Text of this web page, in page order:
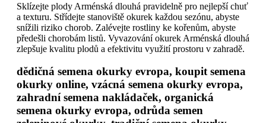
Sklízejte plody Arménská dlouhá pravidelně pro nejlepší chuť
a texturu. Střídejte stanoviště okurek každou sezónu, abyste
snížili riziko chorob. Zalévejte rostliny ke kořenům, abyste
předešli chorobám listů. Vyvazování okurek Arménská dlouhá
zlepšuje kvalitu plodů a efektivitu využití prostoru v zahradě.
dědičná semena okurky evropa, koupit semena
okurky online, vzácná semena okurky evropa,
zahradní semena nakládaček, organická
semena okurky evropa, odrůda semen